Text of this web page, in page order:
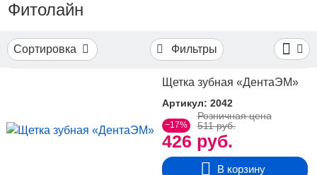
Фитолайн
Фильтры
Сортировка
Щетка зубная «ДентаЭМ»
Артикул: 2042
−17%
426 руб.
Розничная цена
511 руб.
В корзину